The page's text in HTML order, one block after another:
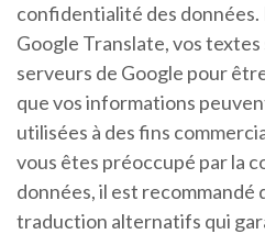
confidentialité des
Google Translate, vos
serveurs de Google pour
que vos informations
utilisées à des fins
vous êtes préoccupé par la
données, il est recommandé
traduction alternatifs qui